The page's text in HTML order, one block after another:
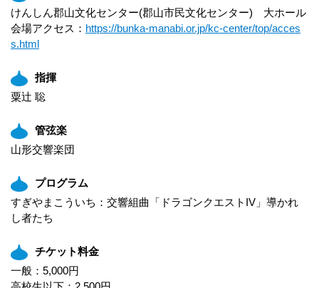
けんしん郡山文化センター(郡山市民文化センター) 大ホール
会場アクセス： https://bunka-manabi.or.jp/kc-center/top/acces
s.html
指揮
粟辻 聡
管弦楽
山形交響楽団
プログラム
すぎやまこういち：交響組曲「ドラゴンクエストIV」導かれ
し者たち
チケット料金
一般：5,000円